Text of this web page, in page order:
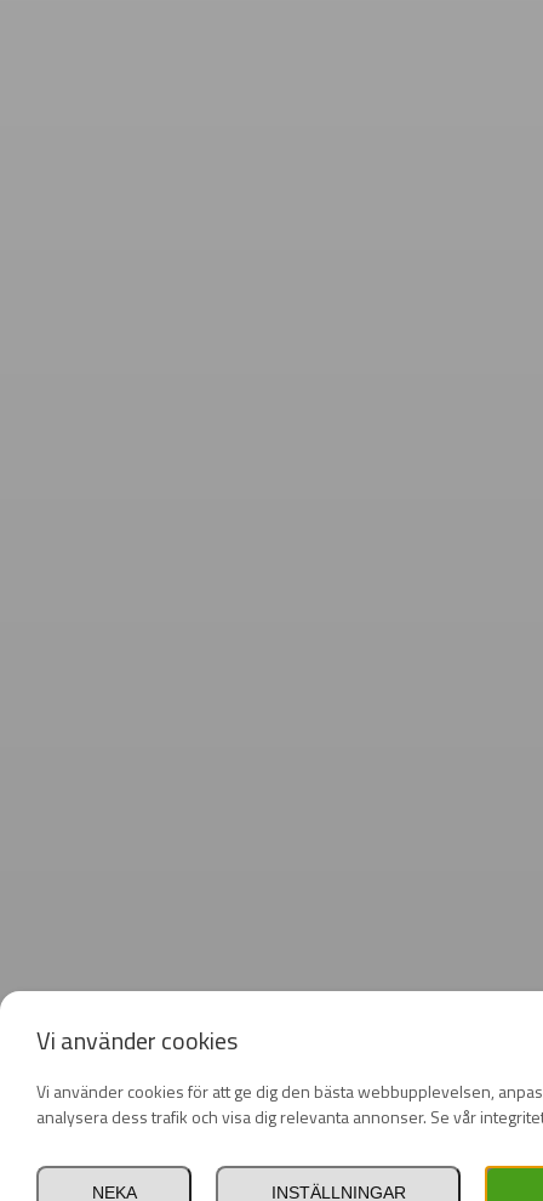
Vi använder cookies
Vi använder cookies för att ge dig den bästa webbupplevelsen,
analysera dess trafik och visa dig relevanta annonser. Se vår
INSTÄLLNINGAR
NEKA